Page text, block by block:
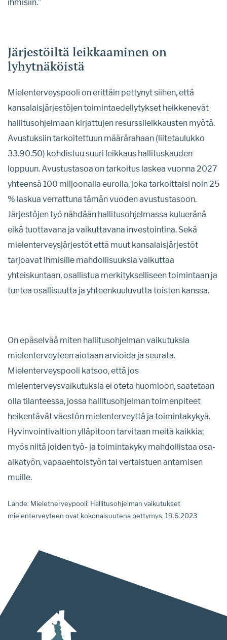
ihmisiin.”
Järjestöiltä leikkaaminen on
lyhytnäköistä
Mielenterveyspooli on erittäin pettynyt siihen, että
kansalaisjärjestöjen toimintaedellytykset heikkenevät
hallitusohjelmaan kirjattujen resurssileikkausten myötä.
Avustuksiin tarkoitettuun määrärahaan (liitetaulukko
33.90.50) kohdistuu suuri leikkaus hallituskauden
loppuun. Avustustasoa on tarkoitus laskea vuonna 2027
yhteensä 100 miljoonalla eurolla, joka tarkoittaisi noin 25
% laskua verrattuna tämän vuoden avustustasoon.
Järjestöjen työ nähdään hallitusohjelmassa kulueränä
eikä tuottavana ja vaikuttavana investointina. Sekä
mielenterveysjärjestöt että muut kansalaisjärjestöt
tarjoavat ihmisille mahdollisuuksia vaikuttaa
yhteiskuntaan, osallistua merkitykselliseen toimintaan ja
tuntea osallisuutta ja yhteenkuuluvutta toisten kanssa.
On epäselvää miten hallitusohjelman vaikutuksia
mielenterveyteen aiotaan arvioida ja seurata.
Mielenterveyspooli katsoo, että jos
mielenterveysvaikutuksia ei oteta huomioon, saatetaan
olla tilanteessa, jossa hallitusohjelman toimenpiteet
heikentävät väestön mielenterveyttä ja toimintakykyä.
Hyvinvointivaltion ylläpitoon tarvitaan meitä kaikkia;
myös niitä joiden työ- ja toimintakyky mahdollistaa osa-
aikatyön, vapaaehtoistyön tai vertaistuen antamisen
muille.
Lähde: Mieletnerveypooli: Hallitusohjelman vaikutukset
mielenterveyteen ovat kokonaisuutena pettymys, 19.6.2023